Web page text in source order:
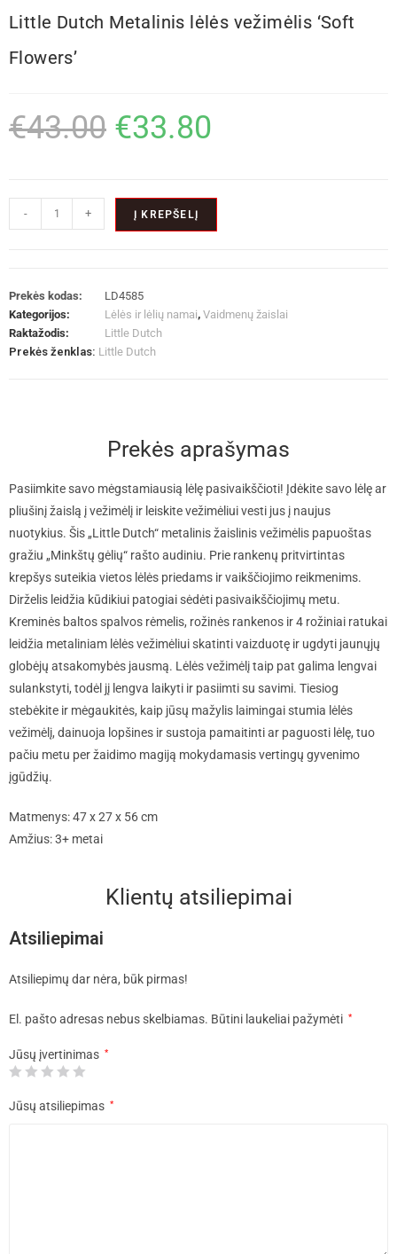
Little Dutch Metalinis lėlės vežimėlis ‘Soft
Flowers’
€43.00 €33.80
- + Į KREPŠELĮ
Prekės kodas:
LD4585
Kategorijos:
Lėlės ir lėlių namai, Vaidmenų žaislai
Raktažodis:
Little Dutch
Prekės ženklas: Little Dutch
Prekės aprašymas
Pasiimkite savo mėgstamiausią lėlę pasivaikščioti! Įdėkite savo lėlę ar
pliušinį žaislą į vežimėlį ir leiskite vežimėliui vesti jus į naujus
nuotykius. Šis „Little Dutch“ metalinis žaislinis vežimėlis papuoštas
gražiu „Minkštų gėlių“ rašto audiniu. Prie rankenų pritvirtintas
krepšys suteikia vietos lėlės priedams ir vaikščiojimo reikmenims.
Dirželis leidžia kūdikiui patogiai sėdėti pasivaikščiojimų metu.
Kreminės baltos spalvos rėmelis, rožinės rankenos ir 4 rožiniai ratukai
leidžia metaliniam lėlės vežimėliui skatinti vaizduotę ir ugdyti jaunųjų
globėjų atsakomybės jausmą. Lėlės vežimėlį taip pat galima lengvai
sulankstyti, todėl jį lengva laikyti ir pasiimti su savimi. Tiesiog
stebėkite ir mėgaukitės, kaip jūsų mažylis laimingai stumia lėlės
vežimėlį, dainuoja lopšines ir sustoja pamaitinti ar paguosti lėlę, tuo
pačiu metu per žaidimo magiją mokydamasis vertingų gyvenimo
įgūdžių.
Matmenys: 47 x 27 x 56 cm
Amžius: 3+ metai
Klientų atsiliepimai
Atsiliepimai
Atsiliepimų dar nėra, būk pirmas!
El. pašto adresas nebus skelbiamas. Būtini laukeliai pažymėti *
Jūsų įvertinimas *
Jūsų atsiliepimas *